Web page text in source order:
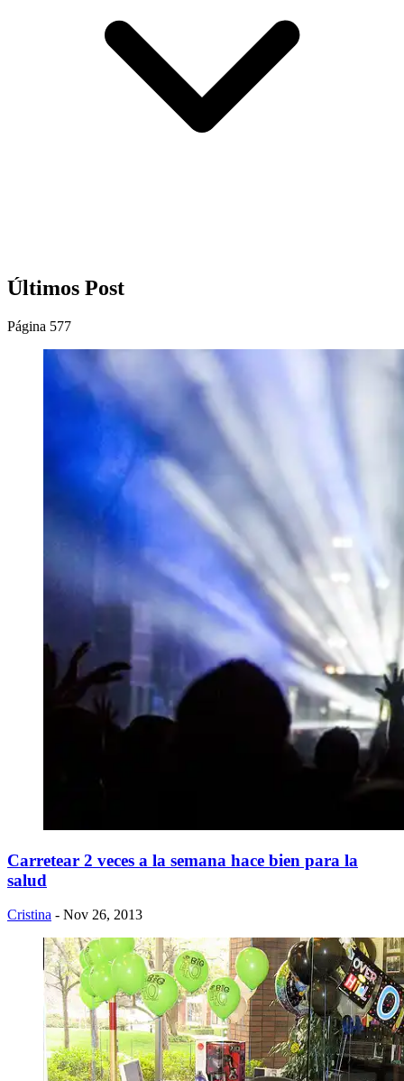
Últimos Post
Página 577
Carretear 2 veces a la semana hace bien para la
salud
Cristina - Nov 26, 2013